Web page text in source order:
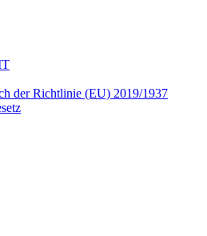
der Richtlinie (EU) 2019/1937